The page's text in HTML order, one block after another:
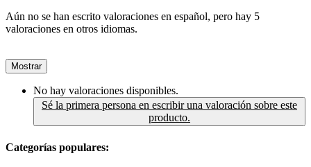
Aún no se han escrito valoraciones en español, pero hay 5
valoraciones en otros idiomas.
Mostrar
No hay valoraciones disponibles.
Sé la primera persona en escribir una valoración sobre este
producto.
Categorías populares: